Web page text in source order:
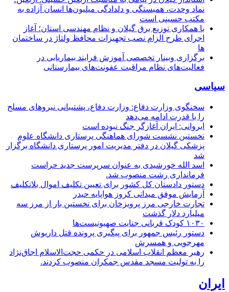
نماد وحدت، همبستگی و دلدادگی میلیون‌ها انسان آزاده به
مکتب حسینی است
با همکاری توزیع برق گیلان و نظام مهندسی استان؛ آغاز
اجرای طرح الزام نصب تجهیزات محافظ ولتاژ در ساختمان
ها
برگزاری وبینار تخصصی آموزش فرایند بیماریابی در
فعالیت‌های نظام مراقبت عفونت‌های بیمارستانی
سیاسی
سخنگوی وزارت دفاع: وزارت دفاع، پشتیبانی نیرو‌های مسلح
را با قدرت ادامه می‌دهد
ایروانی: ایران آغازگر جنگ نبوده است
نخستین نشست شورای هماهنگی پرستاری دانشگاه علوم
پزشکی گیلان در دفتر مدیریت امور پرستاری دانشگاه برگزار
شد
اسد الله خورشیدی به عنوان سرپرست جدید حراست
فرمانداری رشت منصوب شد.
دستور دادستان کل کشور برای تعیین تکلیف اموال بلاتکلیف
آزمایش موفق میدانی کروز هواپایه حیدر
تجارت خارجی مرز پرویزخان برای نخستین بار از مرز سه
میلیارد دلار گذشت
۱۰۳۰ کودک قربانی جنایت صهیونیست‌ها
دستور رئیس جمهور برای پیگیری پرونده قتل داریوش
مهرجویی و همسرش
رهبر معظم انقلاب اسلامی در حکمی حجت‌الاسلام اجاق‌نژاد
را به تولیت مسجد مقدس جمکران منصوب کردند.
ایران